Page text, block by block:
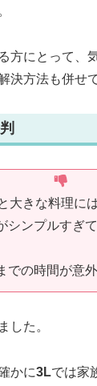
方にとって、
決方法も併せ
大きな料理に
シンプルすぎ
での時間が意
した。
かに3Lでは家